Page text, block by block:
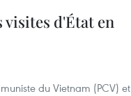
visites d'État en
du Vietnam (PCV) et